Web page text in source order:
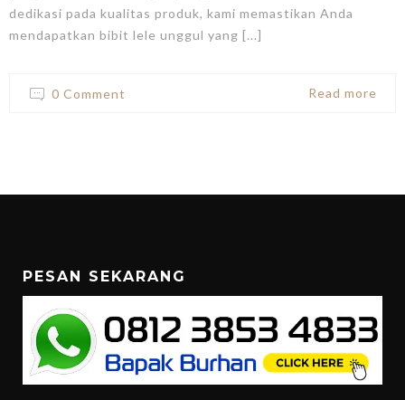
dedikasi pada kualitas produk, kami memastikan Anda
mendapatkan bibit lele unggul yang [...]
0 Comment Read more
PESAN SEKARANG